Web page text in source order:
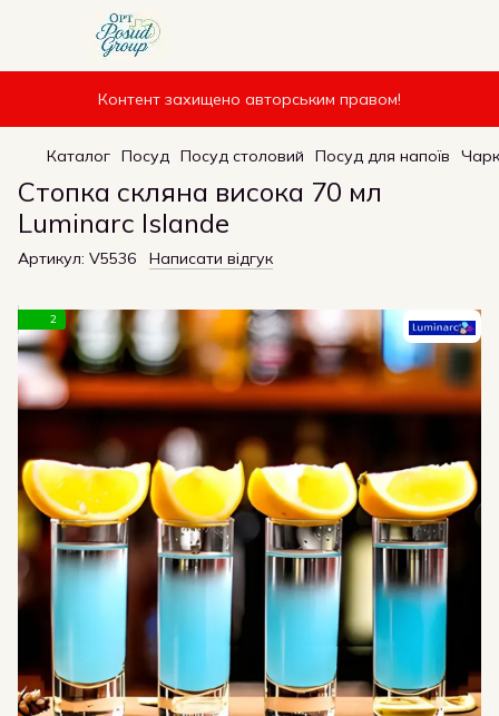
Контент захищено авторським правом!
Каталог Посуд Посуд столовий Посуд для напоїв
Стопка скляна висока 70 мл
Luminarc Islande
Артикул: V5536 Написати відгук
2